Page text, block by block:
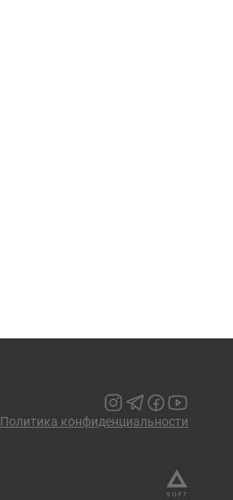
Политика конфиденциальности